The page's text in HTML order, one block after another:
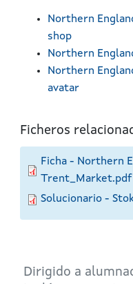
Northern
shop
Northern
Northern
avatar
Ficheros
Ficha - Northern
Trent_Market.pdf
Solucionario -
Dirigido a